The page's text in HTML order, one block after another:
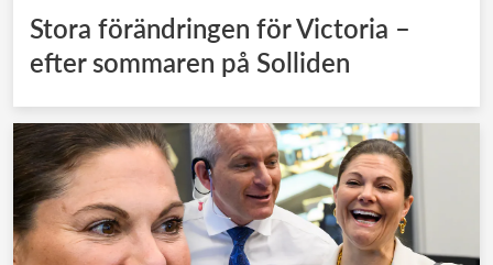
Stora förändringen för Victoria –
efter sommaren på Solliden